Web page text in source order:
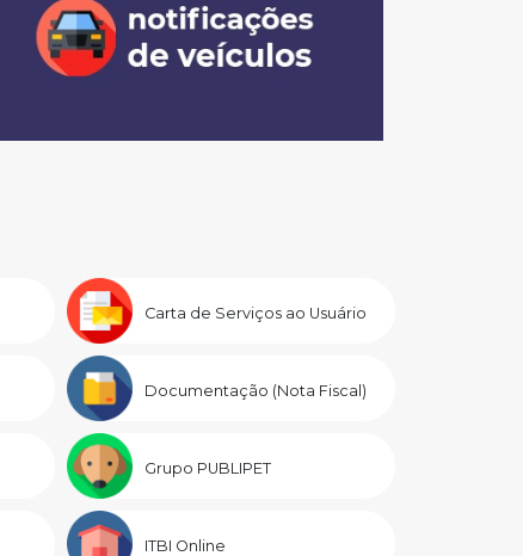
Carta de Serviços ao Usuário
Documentação (Nota Fiscal)
Grupo PUBLIPET
ITBI Online